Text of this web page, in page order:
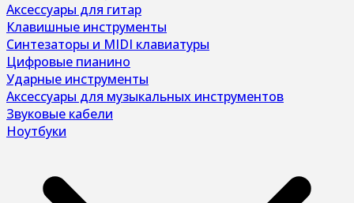
Аксессуары для гитар
Клавишные инструменты
Синтезаторы и MIDI клавиатуры
Цифровые пианино
Ударные инструменты
Аксессуары для музыкальных инструментов
Звуковые кабели
Ноутбуки